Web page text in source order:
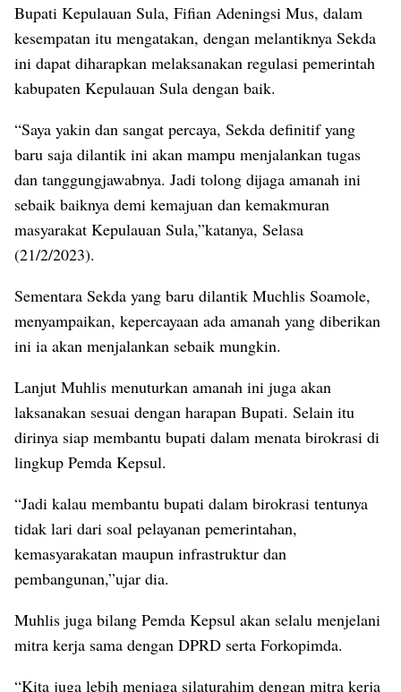
Bupati Kepulauan Sula, Fifian Adeningsi Mus, dalam
kesempatan itu mengatakan, dengan melantiknya Sekda
ini dapat diharapkan melaksanakan regulasi pemerintah
kabupaten Kepulauan Sula dengan baik.
“Saya yakin dan sangat percaya, Sekda definitif yang
baru saja dilantik ini akan mampu menjalankan tugas
dan tanggungjawabnya. Jadi tolong dijaga amanah ini
sebaik baiknya demi kemajuan dan kemakmuran
masyarakat Kepulauan Sula,”katanya, Selasa
(21/2/2023).
Sementara Sekda yang baru dilantik Muchlis Soamole,
menyampaikan, kepercayaan ada amanah yang diberikan
ini ia akan menjalankan sebaik mungkin.
Lanjut Muhlis menuturkan amanah ini juga akan
laksanakan sesuai dengan harapan Bupati. Selain itu
dirinya siap membantu bupati dalam menata birokrasi di
lingkup Pemda Kepsul.
“Jadi kalau membantu bupati dalam birokrasi tentunya
tidak lari dari soal pelayanan pemerintahan,
kemasyarakatan maupun infrastruktur dan
pembangunan,”ujar dia.
Muhlis juga bilang Pemda Kepsul akan selalu menjelani
mitra kerja sama dengan DPRD serta Forkopimda.
“Kita juga lebih menjaga silaturahim dengan mitra kerja